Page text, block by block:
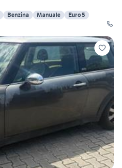
Benzina Manuale
Euro 5